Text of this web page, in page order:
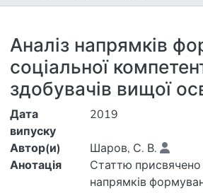
Аналіз напрямків
соціальної
здобувачів вищої
Дата
випуску
2019
Автор(и)
Шаров, С. В.
Анотація
Статтю присвячено
напрямків